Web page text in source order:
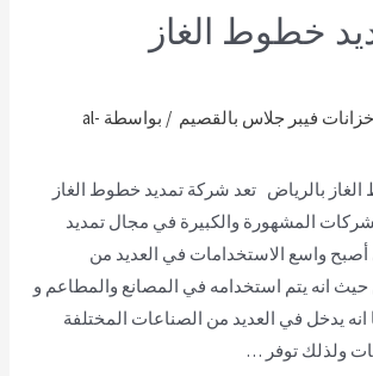
خطوط الغاز
فيبر جلاس بالقصيم / بواسطة al-
بالرياض تعد شركة تمديد خطوط الغاز
المشهورة والكبيرة في مجال تمديد
واسع الاستخدامات في العديد من
حيث انه يتم استخدامه في المصانع والمطاعم و
انه يدخل في العديد من الصناعات المختلفة
ولذلك توفر …